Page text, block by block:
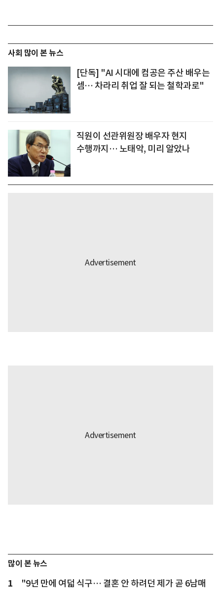
사회 많이 본 뉴스
[단독] "AI 시대에 컴공은 주산 배우는
셈… 차라리 취업 잘 되는 철학과로"
직원이 선관위원장 배우자 현지
수행까지… 노태악, 미리 알았나
많이 본 뉴스
1
"9년 만에 여덟 식구… 결혼 안 하려던 제가 곧 6남매